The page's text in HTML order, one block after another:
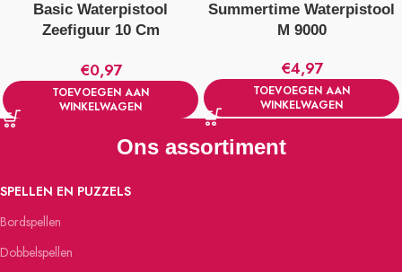
Basic Waterpistool
Zeefiguur 10 Cm
€0,97
TOEVOEGEN AAN
WINKELWAGEN
Summertime Waterpistool
M 9000
€4,97
TOEVOEGEN AAN
WINKELWAGEN
Ons assortiment
SPELLEN EN PUZZELS
Bordspellen
Dobbelspellen